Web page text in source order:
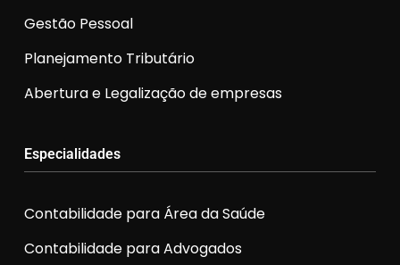
Gestão Pessoal
Planejamento Tributário
Abertura e Legalização de empresas
Especialidades
Contabilidade para Área da Saúde
Contabilidade para Advogados